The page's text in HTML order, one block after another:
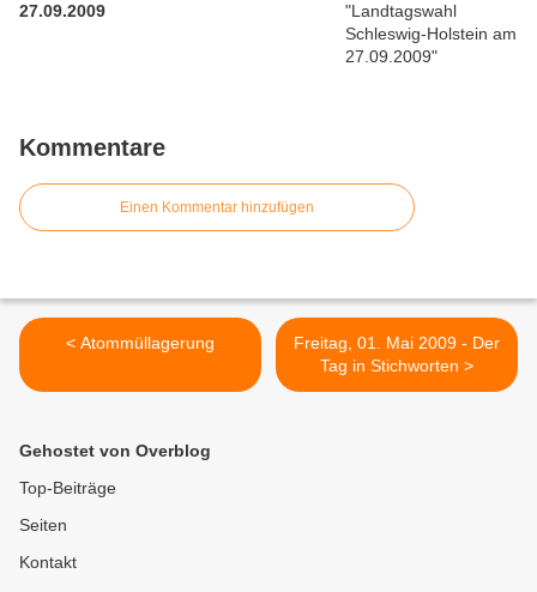
27.09.2009
Kommentare
Einen Kommentar hinzufügen
< Atommüllagerung
Freitag, 01. Mai 2009 - Der
Tag in Stichworten >
Gehostet von Overblog
Top-Beiträge
Seiten
Kontakt